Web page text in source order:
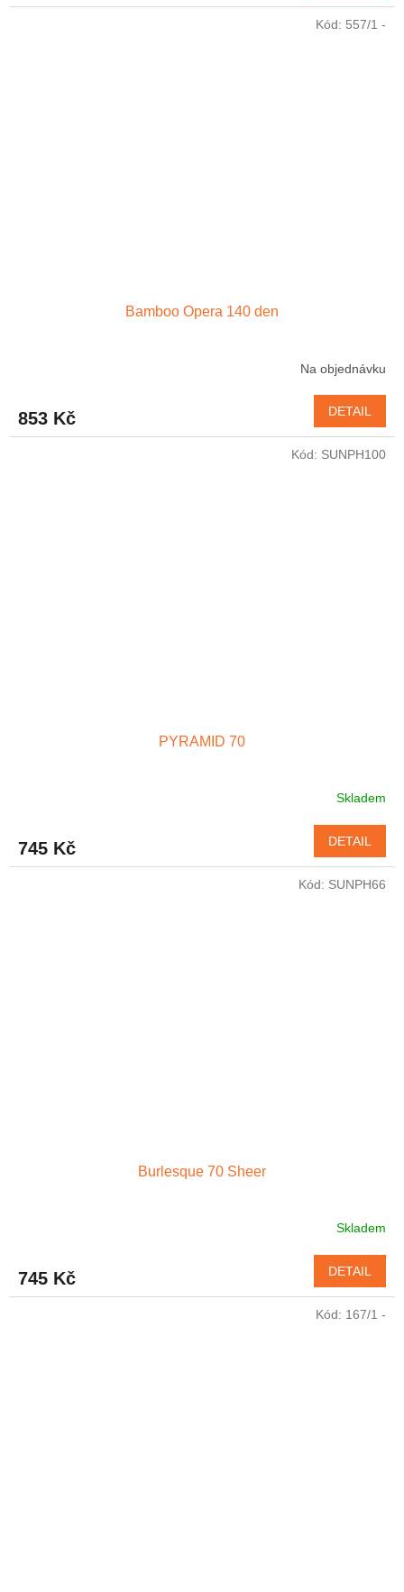
Bamboo Opera 140 den
Na objednávku
853 Kč DETAIL
Kód: 557/1 -
PYRAMID 70
Skladem
745 Kč DETAIL
Kód: SUNPH100
Burlesque 70 Sheer
Skladem
745 Kč DETAIL
Kód: SUNPH66
Kód: 167/1 -